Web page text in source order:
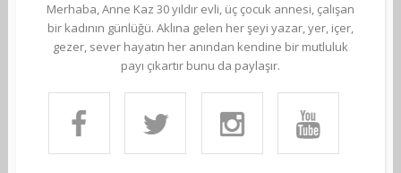
Merhaba, Anne Kaz 30 yıldır evli, üç çocuk annesi, çalışan
bir kadının günlüğü. Aklına gelen her şeyi yazar, yer, içer,
gezer, sever hayatın her anından kendine bir mutluluk
payı çıkartır bunu da paylaşır.